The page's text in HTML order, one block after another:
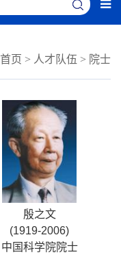
首页 > 人才队伍 > 院士
殷之文
(1919-2006)
中国科学院院士